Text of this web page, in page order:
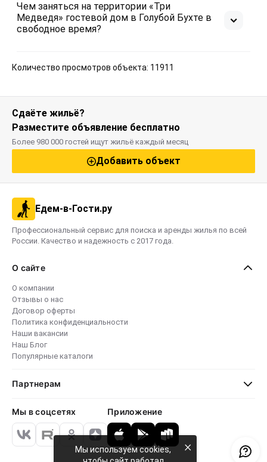
Чем заняться на территории «Три
Медведя» гостевой дом в Голубой Бухте в
свободное время?
Количество просмотров объекта: 11911
Сдаёте жильё?
Разместите объявление бесплатно
Более 980 000 гостей ищут жильё каждый месяц
Добавить объект
Едем-в-Гости.ру
Профессиональный сервис для поиска и аренды жилья по всей
России. Качество и надежность с 2017 года.
О сайте
О компании
Отзывы о нас
Договор оферты
Политика конфиденциальности
Наши вакансии
Наш Блог
Популярные каталоги
Партнерам
Мы в соцсетях Приложение
Мы используем cookies,
×